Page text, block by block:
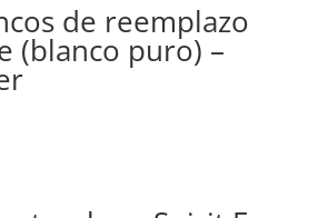
de reemplazo
(blanco puro) –